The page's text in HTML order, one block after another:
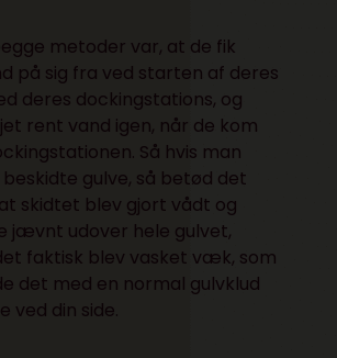
metoder var, at de fik
på sig fra ved starten af deres
deres dockingstations, og
rent vand igen, når de kom
Så hvis man
gulve, så betød det
skidtet blev gjort vådt og
jævnt udover hele gulvet,
faktisk blev vasket væk, som
det med en normal gulvklud
ved din side.